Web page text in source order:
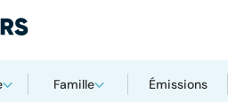
Famille Émissions